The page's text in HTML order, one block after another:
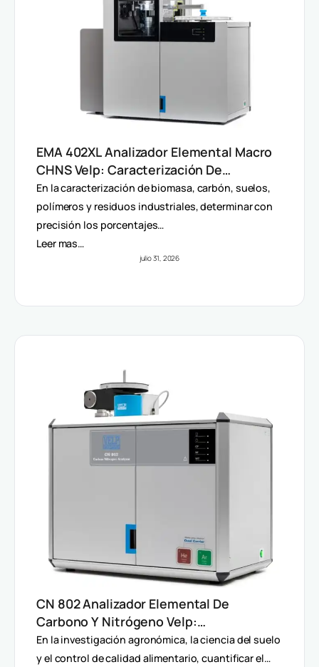
EMA 402XL Analizador Elemental Macro
CHNS Velp: Caracterización De
Muestras Heterogéneas Y Grandes
Volúmenes
En la caracterización de biomasa, carbón, suelos,
polímeros y residuos industriales, determinar con
precisión los porcentajes…
Leer mas…
julio 31, 2026
CN 802 Analizador Elemental De
Carbono Y Nitrógeno Velp:
Determinación Rápida Por Método
Dumas (TC, TOC, TIC Y TN)
En la investigación agronómica, la ciencia del suelo
y el control de calidad alimentario, cuantificar el…